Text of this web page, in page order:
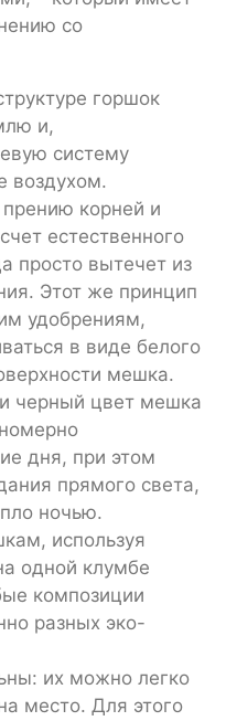
со
горшок
и,
систему
воздухом.
корней и
естественного
просто вытечет из
Этот же принцип
удобрениям,
в виде белого
мешка.
черный цвет мешка
дня, при этом
прямого света,
ночью.
используя
одной клумбе
композиции
разных эко-
их можно легко
место. Для этого